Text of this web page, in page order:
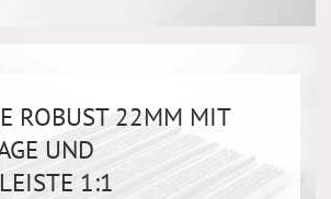
ROBUST 22MM MIT
UND
1:1